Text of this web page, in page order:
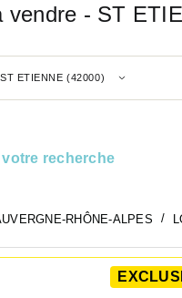
vendre - ST
ST ETIENNE (42000)
recherche
RHÔNE-ALPES